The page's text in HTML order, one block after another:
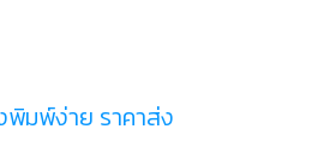
พิมพ์ง่าย ราคาส่ง